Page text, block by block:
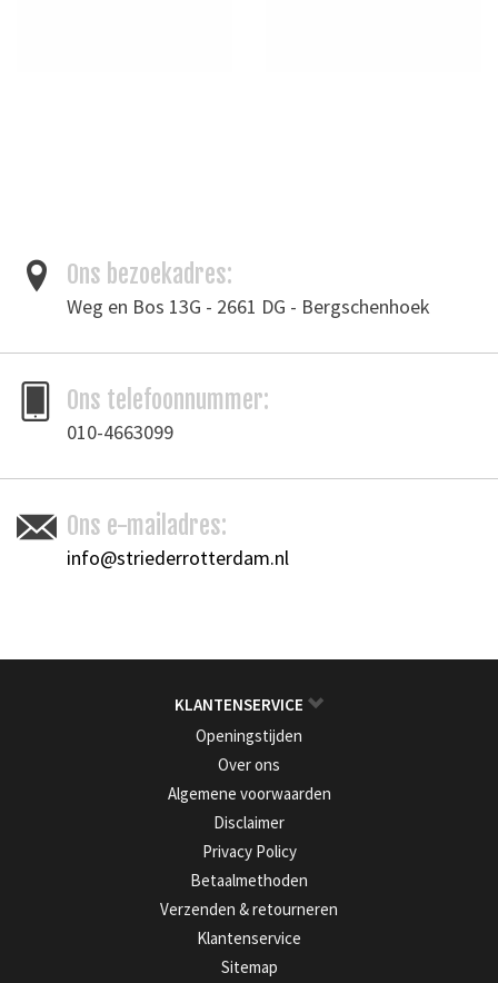
Ons bezoekadres:
Weg en Bos 13G - 2661 DG - Bergschenhoek
Ons telefoonnummer:
010-4663099
Ons e-mailadres:
info@striederrotterdam.nl
KLANTENSERVICE
Openingstijden
Over ons
Algemene voorwaarden
Disclaimer
Privacy Policy
Betaalmethoden
Verzenden & retourneren
Klantenservice
Sitemap